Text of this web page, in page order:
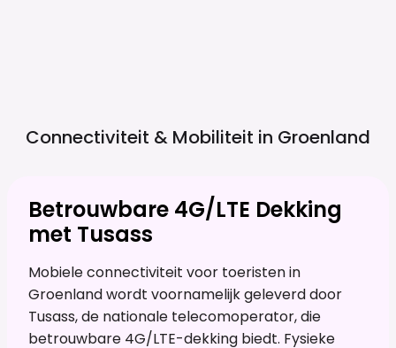
Connectiviteit & Mobiliteit in Groenland
Betrouwbare 4G/LTE Dekking
met Tusass
Mobiele connectiviteit voor toeristen in
Groenland wordt voornamelijk geleverd door
Tusass, de nationale telecomoperator, die
betrouwbare 4G/LTE-dekking biedt. Fysieke